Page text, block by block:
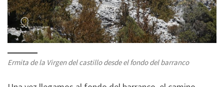
Ermita de la Virgen del castillo desde el fondo del barranco